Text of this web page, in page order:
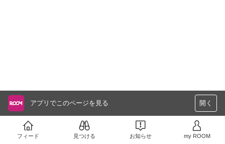
アプリでこのページを見る 開く
フィード 見つける お知らせ my ROOM